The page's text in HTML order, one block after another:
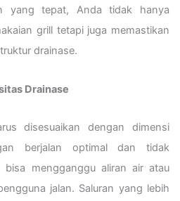
yang tepat, Anda tidak hanya
grill tetapi juga memastikan
drainase.
Drainase
disesuaikan dengan dimensi
berjalan optimal dan tidak
bisa mengganggu aliran air atau
jalan. Saluran yang lebih